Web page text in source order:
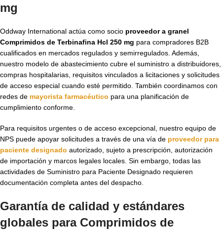
mg
Oddway International actúa como socio proveedor a granel
Comprimidos de Terbinafina Hcl 250 mg para compradores B2B
cualificados en mercados regulados y semirregulados. Además,
nuestro modelo de abastecimiento cubre el suministro a distribuidores,
compras hospitalarias, requisitos vinculados a licitaciones y solicitudes
de acceso especial cuando esté permitido. También coordinamos con
redes de mayorista farmacéutico para una planificación de
cumplimiento conforme.
Para requisitos urgentes o de acceso excepcional, nuestro equipo de
NPS puede apoyar solicitudes a través de una vía de proveedor para
paciente designado autorizado, sujeto a prescripción, autorización
de importación y marcos legales locales. Sin embargo, todas las
actividades de Suministro para Paciente Designado requieren
documentación completa antes del despacho.
Garantía de calidad y estándares
globales para Comprimidos de